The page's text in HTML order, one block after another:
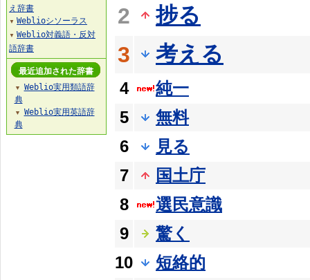
2
捗る
3
考える
4
純一
5
無料
6
見る
7
国土庁
8
選民意識
9
驚く
10
短絡的
え辞書
▼ Weblioシソーラス
▼ Weblio対義語・反対
語辞書
最近追加された辞書
▼
Weblio実用類語辞
典
▼
Weblio実用英語辞
典